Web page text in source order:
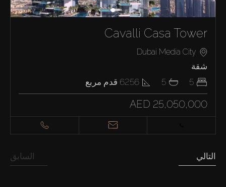
Cavalli Casa Tower
Dubai Media City
شقة
5
5
6256 قدم مربع
AED 25,050,000
السابق التالي